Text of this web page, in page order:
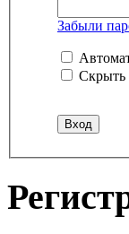
Забыли
Скрыть